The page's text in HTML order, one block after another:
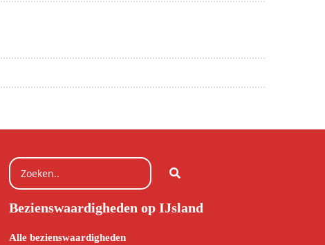
Bezienswaardigheden op IJsland
Alle bezienswaardigheden